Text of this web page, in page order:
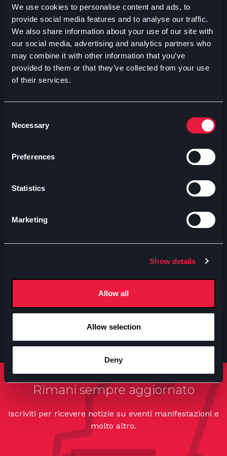
We use cookies to personalise content and ads, to
provide social media features and to analyse our traffic.
We also share information about your use of our site with
our social media, advertising and analytics partners who
may combine it with other information that you’ve
provided to them or that they’ve collected from your use
of their services.
Selection
Necessary
Preferences
Statistics
Marketing
Show details
Allow all
Allow selection
Deny
ACQUISTA IL TUO BIGLIETTO
Rimani sempre aggiornato
Iscriviti per ricevere notizie su eventi manifestazioni e
molto altro.